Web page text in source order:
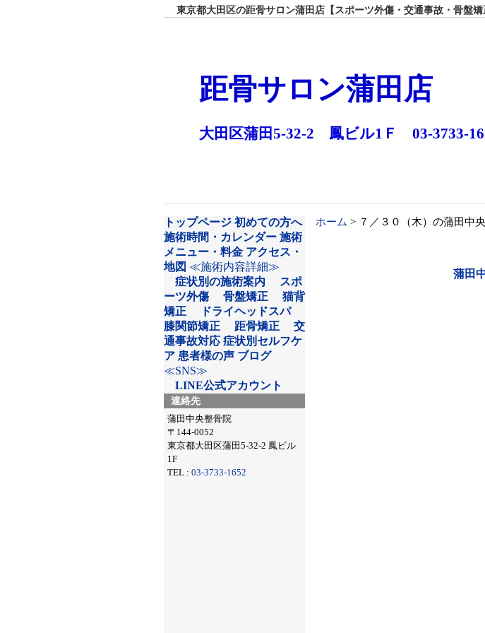
東京都大田区の距骨サロン蒲田店【スポーツ外傷・交通事故・骨盤矯
距骨サロン蒲田店
大田区蒲田5-32-2 鳳ビル1Ｆ 03-3733-
トップページ 初めての方へ
施術時間・カレンダー 施術
メニュー・料金 アクセス・
地図 ≪施術内容詳細≫
症状別の施術案内
スポ
ーツ外傷
骨盤矯正
猫背
矯正
ドライヘッドスパ
膝関節矯正
距骨矯正
交
通事故対応 症状別セルフケ
ア 患者様の声 ブログ
≪SNS≫
LINE公式アカウント
連絡先
蒲田中央整骨院
〒144-0052
東京都大田区蒲田5-32-2 鳳ビル
1F
TEL : 03-3733-1652
ホーム > ７／３０（木）の蒲田中
蒲田